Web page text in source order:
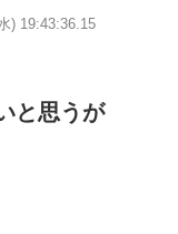
) 19:43:36.15
と思うが